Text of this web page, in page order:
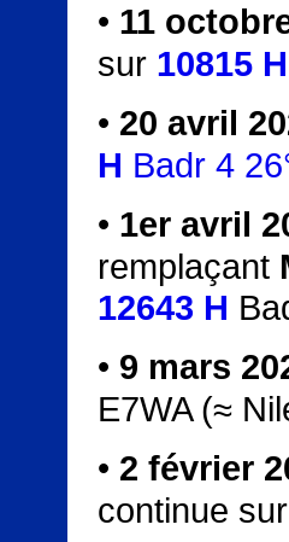
• 11
sur 10815 H
• 20 avril
H Badr 4
• 1er avril
remplaçant
12643 H
• 9 mars
E7WA (≈
• 2 février
continue